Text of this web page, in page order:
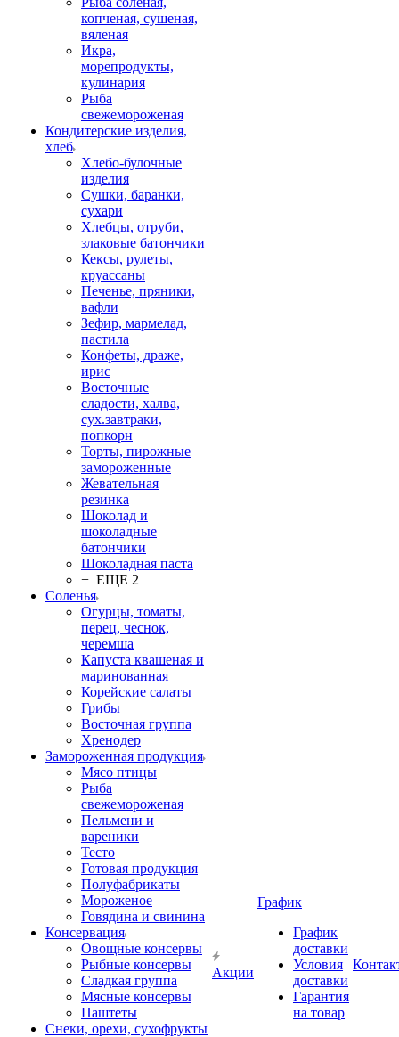
копченая, сушеная,
вяленая
Икра,
морепродукты,
кулинария
Рыба
свежемороженая
Кондитерские изделия,
хлеб
Хлебо-булочные
изделия
Сушки, баранки,
сухари
Хлебцы, отруби,
злаковые батончики
Кексы, рулеты,
круассаны
Печенье, пряники,
вафли
Зефир, мармелад,
пастила
Конфеты, драже,
ирис
Восточные
сладости, халва,
сух.завтраки,
попкорн
Торты, пирожные
замороженные
Жевательная
резинка
Шоколад и
шоколадные
батончики
Шоколадная паста
+ ЕЩЕ 2
Соленья
Огурцы, томаты,
перец, чеснок,
черемша
Капуста квашеная и
маринованная
Корейские салаты
Грибы
Восточная группа
Хренодер
Замороженная продукция
Мясо птицы
Рыба
свежемороженая
Пельмени и
вареники
Тесто
Готовая продукция
Полуфабрикаты
Мороженое
Говядина и свинина
Консервация
Овощные консервы
Рыбные консервы
Сладкая группа
Мясные консервы
Паштеты
Снеки, орехи, сухофрукты
Акции
График
График
доставки
Условия
доставки
Гарантия
на товар